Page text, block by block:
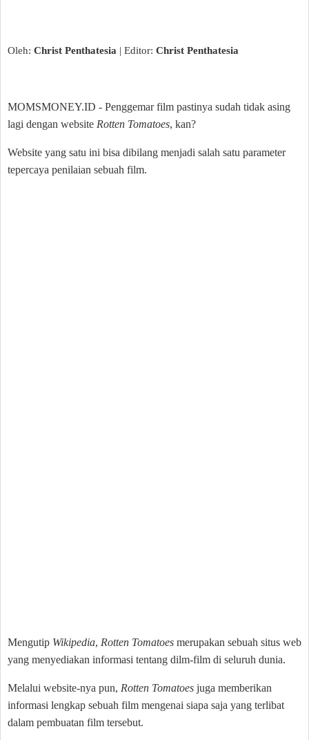
Oleh: Christ Penthatesia | Editor: Christ Penthatesia
MOMSMONEY.ID - Penggemar film pastinya sudah tidak asing
lagi dengan website Rotten Tomatoes, kan?
Website yang satu ini bisa dibilang menjadi salah satu parameter
tepercaya penilaian sebuah film.
Mengutip Wikipedia, Rotten Tomatoes merupakan sebuah situs web
yang menyediakan informasi tentang dilm-film di seluruh dunia.
Melalui website-nya pun, Rotten Tomatoes juga memberikan
informasi lengkap sebuah film mengenai siapa saja yang terlibat
dalam pembuatan film tersebut.